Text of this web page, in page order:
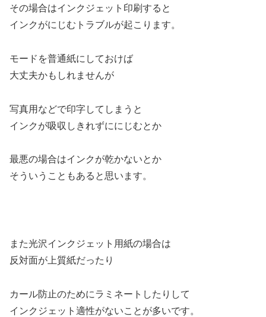
その場合はインクジェット印刷すると
インクがにじむトラブルが起こります。
モードを普通紙にしておけば
大丈夫かもしれませんが
写真用などで印字してしまうと
インクが吸収しきれずににじむとか
最悪の場合はインクが乾かないとか
そういうこともあると思います。
また光沢インクジェット用紙の場合は
反対面が上質紙だったり
カール防止のためにラミネートしたりして
インクジェット適性がないことが多いです。